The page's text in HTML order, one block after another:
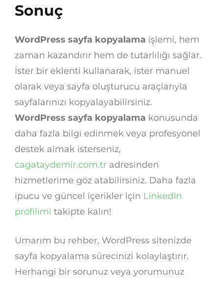
Sonuç
WordPress sayfa kopyalama işlemi, hem
zaman kazandırır hem de tutarlılığı sağlar.
İster bir eklenti kullanarak, ister manuel
olarak veya sayfa oluşturucu araçlarıyla
sayfalarınızı kopyalayabilirsiniz.
WordPress sayfa kopyalama konusunda
daha fazla bilgi edinmek veya profesyonel
destek almak isterseniz,
cagataydemir.com.tr adresinden
hizmetlerime göz atabilirsiniz. Daha fazla
ipucu ve güncel içerikler için LinkedIn
profilimi takipte kalın!
Umarım bu rehber, WordPress sitenizde
sayfa kopyalama sürecinizi kolaylaştırır.
Herhangi bir sorunuz veya yorumunuz